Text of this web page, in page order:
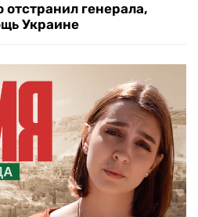
отстранил генерала,
Украине